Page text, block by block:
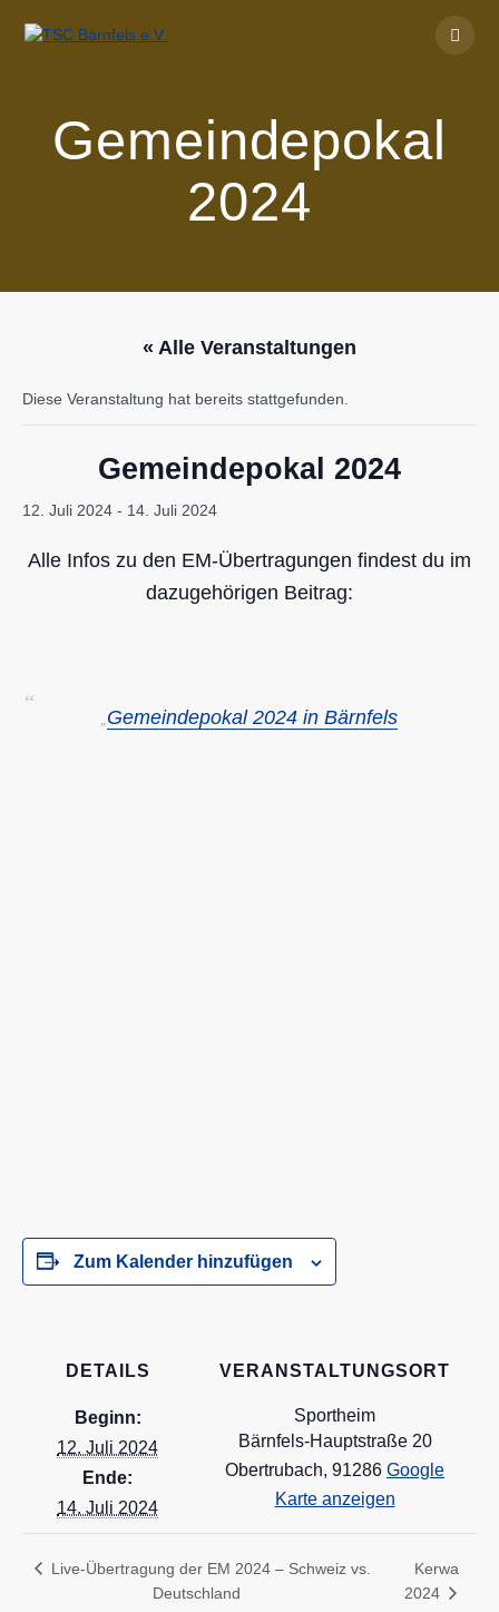
Gemeindepokal
2024
« Alle Veranstaltungen
Diese Veranstaltung hat bereits stattgefunden.
Gemeindepokal 2024
12. Juli 2024 - 14. Juli 2024
Alle Infos zu den EM-Übertragungen findest du im
dazugehörigen Beitrag:
Gemeindepokal 2024 in Bärnfels
Zum Kalender hinzufügen
DETAILS
Beginn:
12. Juli 2024
Ende:
14. Juli 2024
VERANSTALTUNGSORT
Sportheim
Bärnfels-Hauptstraße 20
Obertrubach, 91286 Google
Karte anzeigen
Live-Übertragung der EM 2024 – Schweiz vs.
Deutschland
Kerwa
2024